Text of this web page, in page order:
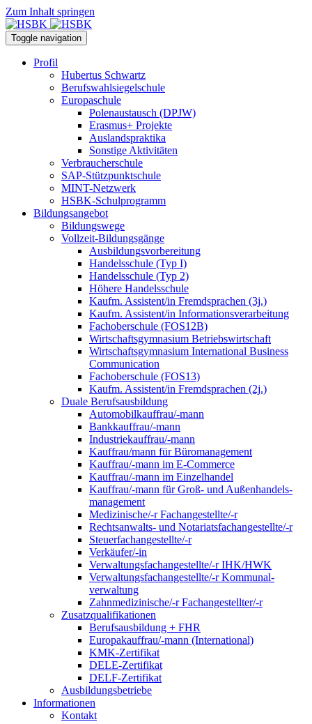
Zum Inhalt springen
Toggle navigation
Profil
Hubertus Schwartz
Berufswahlsiegelschule
Europaschule
Polenaustausch (DPJW)
Erasmus+ Projekte
Auslandspraktika
Sonstige Aktivitäten
Verbraucherschule
SAP-Stützpunktschule
MINT-Netzwerk
HSBK-Schulprogramm
Bildungsangebot
Bildungswege
Vollzeit-Bildungsgänge
Ausbildungsvorbereitung
Handelsschule (Typ I)
Handelsschule (Typ 2)
Höhere Handelsschule
Kaufm. Assistent/in­ Fremdsprachen (3j.)
Kaufm. Assistent/in Informationsverarbeitung
Fachoberschule (FOS12B)
Wirtschaftsgymnasium Betriebswirtschaft
Wirtschaftsgymnasium International Business
Communication
Fachoberschule (FOS13)
Kaufm. Assistent/in Fremdsprachen (2j.)
Duale Berufsausbildung
Automobilkauffrau/-mann
Bankkauffrau/-mann
Industriekauffrau/-mann
Kauffrau/mann für Büromanagement
Kauffrau/-mann im E-Commerce
Kauffrau/-mann im Einzelhandel
Kauffrau/-mann für Groß- und Außen­handels­
manage­ment
Medizinische/-r Fachangestellte/-r
Rechtsanwalts- und Notariatsfachangestellte/-r
Steuerfachangestellte/-r
Verkäufer/-in
Verwaltungs­fach­angestellte/-r IHK/HWK
Verwaltungsfach­angestellte/-r Kommunal­
verwaltung
Zahnmedizinische/-r Fachangestellter/-r
Zusatzqualifikationen
Berufsausbildung + FHR
Europakauffrau/-mann (International)
KMK-Zertifikat
DELE-Zertifikat
DELF-Zertifikat
Ausbildungsbetriebe
Informationen
Kontakt